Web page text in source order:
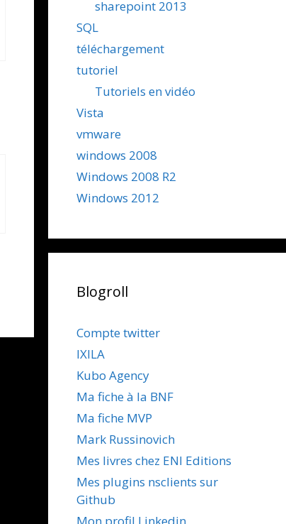
sharepoint 2013
SQL
téléchargement
tutoriel
Tutoriels en vidéo
Vista
vmware
windows 2008
Windows 2008 R2
Windows 2012
Blogroll
Compte twitter
IXILA
Kubo Agency
Ma fiche à la BNF
Ma fiche MVP
Mark Russinovich
Mes livres chez ENI Editions
Mes plugins nsclients sur
Github